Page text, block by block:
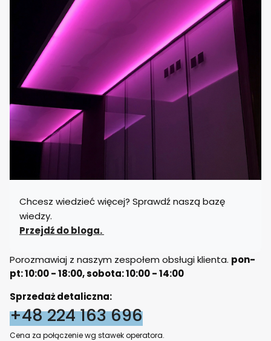
Chcesz wiedzieć więcej? Sprawdź naszą bazę
wiedzy.
Przejdź do bloga.
Porozmawiaj z naszym zespołem obsługi klienta. pon-
pt: 10:00 - 18:00, sobota: 10:00 - 14:00
Sprzedaż detaliczna:
+48 224 163 696
Cena za połączenie wg stawek operatora.